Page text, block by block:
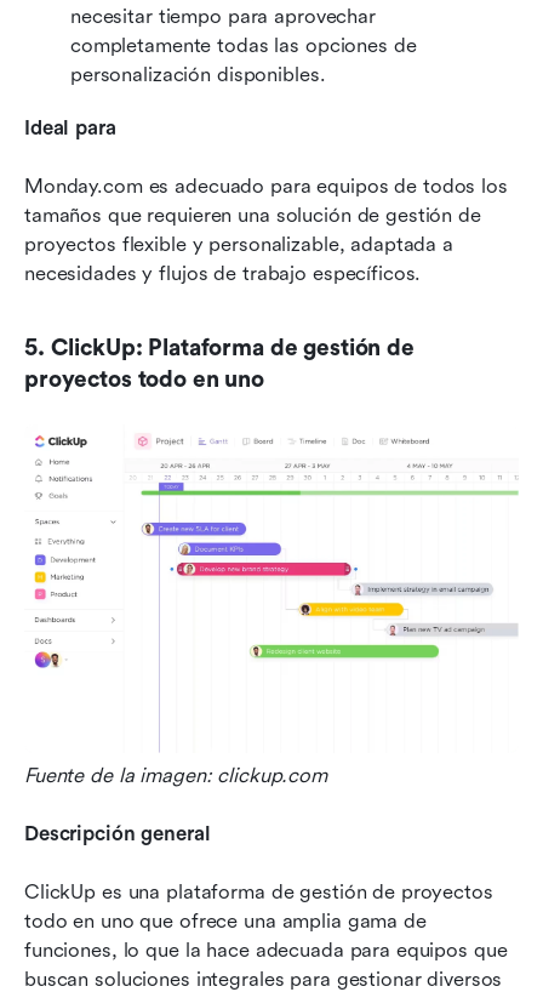
necesitar tiempo para aprovechar
completamente todas las opciones de
personalización disponibles.
Ideal para
Monday.com es adecuado para equipos de todos los
tamaños que requieren una solución de gestión de
proyectos flexible y personalizable, adaptada a
necesidades y flujos de trabajo específicos.
5. ClickUp: Plataforma de gestión de
proyectos todo en uno
Fuente de la imagen: clickup.com
Descripción general
ClickUp es una plataforma de gestión de proyectos
todo en uno que ofrece una amplia gama de
funciones, lo que la hace adecuada para equipos que
buscan soluciones integrales para gestionar diversos